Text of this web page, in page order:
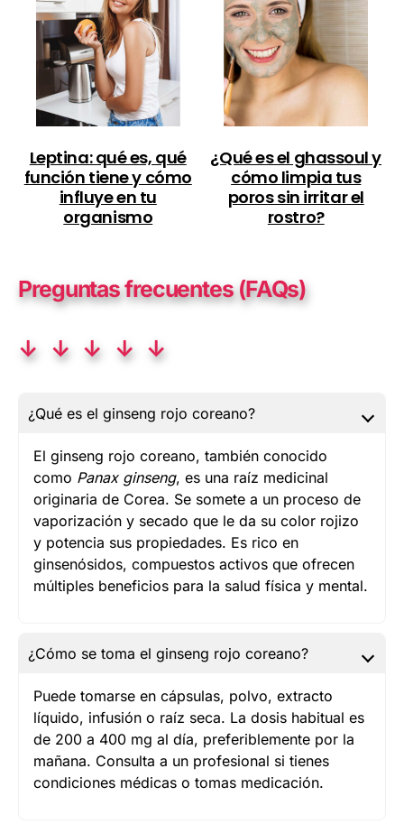
Leptina: qué es, qué
función tiene y cómo
influye en tu
organismo
¿Qué es el ghassoul y
cómo limpia tus
poros sin irritar el
rostro?
Preguntas frecuentes (FAQs)
↓ ↓ ↓ ↓ ↓
¿Qué es el ginseng rojo coreano?
El ginseng rojo coreano, también conocido
como Panax ginseng, es una raíz medicinal
originaria de Corea. Se somete a un proceso de
vaporización y secado que le da su color rojizo
y potencia sus propiedades. Es rico en
ginsenósidos, compuestos activos que ofrecen
múltiples beneficios para la salud física y mental.
¿Cómo se toma el ginseng rojo coreano?
Puede tomarse en cápsulas, polvo, extracto
líquido, infusión o raíz seca. La dosis habitual es
de 200 a 400 mg al día, preferiblemente por la
mañana. Consulta a un profesional si tienes
condiciones médicas o tomas medicación.